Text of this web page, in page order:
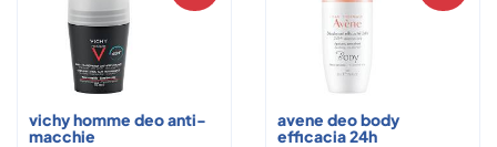
vichy homme deo anti-
macchie
avene deo body
efficacia 24h